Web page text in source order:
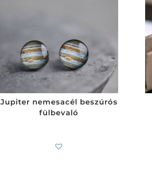
Jupiter nemesacél beszúrós
fülbevaló